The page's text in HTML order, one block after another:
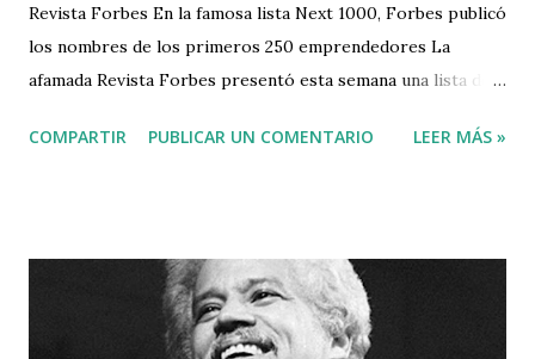
Revista Forbes En la famosa lista Next 1000, Forbes publicó
los nombres de los primeros 250 emprendedores La
afamada Revista Forbes presentó esta semana una lista de
innovadores y líderes de pequeñas empresas e industrias
Sebastián Jiménez, CEO de Rillavoice. Jimenez se mudó a
Miami a los 17 años para terminar su último año de la
secundaria en un colegio jesuita, lugar donde conoció a sus
COMPARTIR PUBLICAR UN COMENTARIO LEER MÁS »